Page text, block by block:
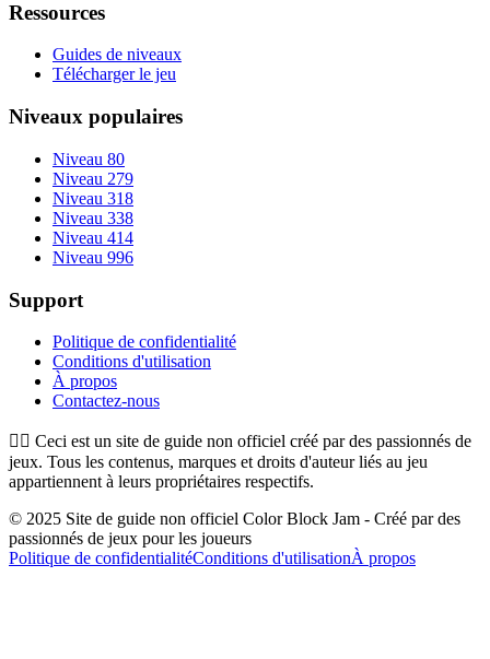
Ressources
Guides de niveaux
Télécharger le jeu
Niveaux populaires
Niveau 80
Niveau 279
Niveau 318
Niveau 338
Niveau 414
Niveau 996
Support
Politique de confidentialité
Conditions d'utilisation
À propos
Contactez-nous
👉🏻 Ceci est un site de guide non officiel créé par des passionnés de
jeux. Tous les contenus, marques et droits d'auteur liés au jeu
appartiennent à leurs propriétaires respectifs.
© 2025 Site de guide non officiel Color Block Jam - Créé par des
passionnés de jeux pour les joueurs
Politique de confidentialitéConditions d'utilisationÀ propos